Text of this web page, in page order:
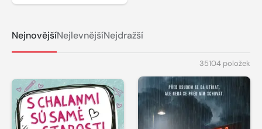
NejnovějšíNejlevnějšíNejdražší
35104 položek